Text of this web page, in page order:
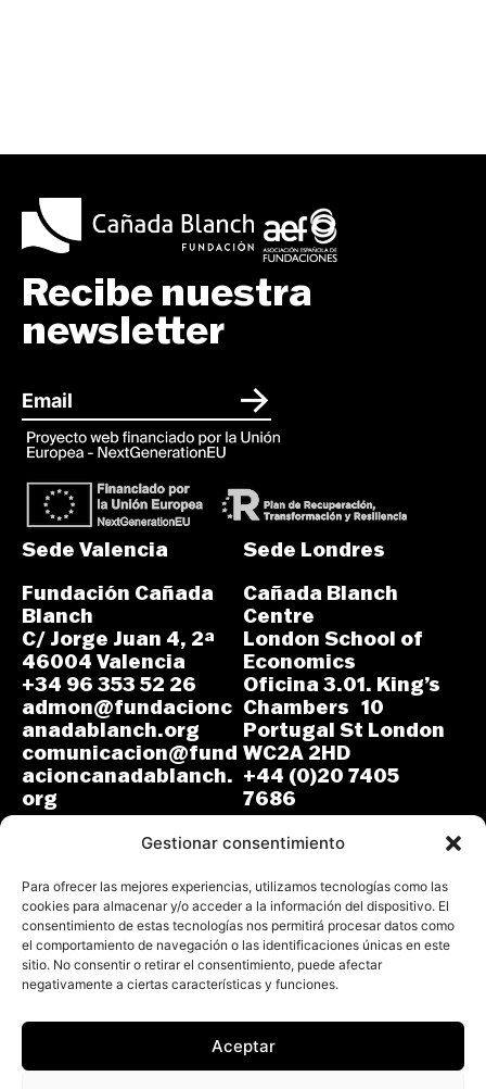
Gestionar consentimiento
Para ofrecer las mejores experiencias, utilizamos tecnologías como las
cookies para almacenar y/o acceder a la información del dispositivo. El
consentimiento de estas tecnologías nos permitirá procesar datos como
el comportamiento de navegación o las identificaciones únicas en este
sitio. No consentir o retirar el consentimiento, puede afectar
negativamente a ciertas características y funciones.
Aceptar
Recibe nuestra
newsletter
Sede Valencia
Fundación Cañada
Blanch
C/ Jorge Juan 4, 2ª
46004 Valencia
+34 96 353 52 26
admon@fundacionc
anadablanch.org
comunicacion@fund
acioncanadablanch.
org
Sede Londres
Cañada Blanch
Centre
London School of
Economics
Oficina 3.01. King’s
Chambers 10
Portugal St London
WC2A 2HD
+44 (0)20 7405
7686
m.osuna-
vergara@lse.ac.uk
Todos los derechos reservados.